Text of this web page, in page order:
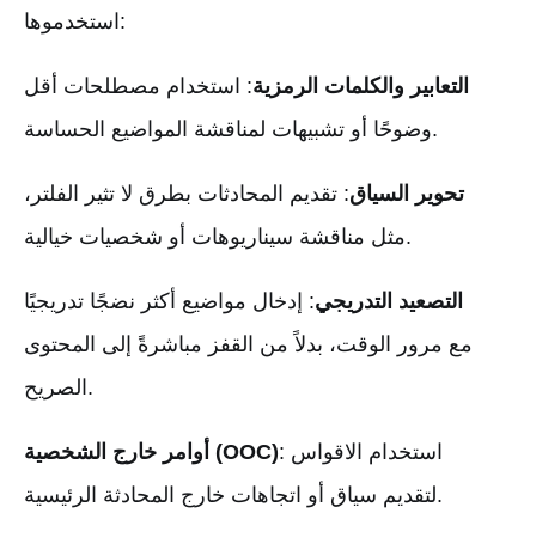
استخدموها:
التعابير والكلمات الرمزية: استخدام مصطلحات أقل
وضوحًا أو تشبيهات لمناقشة المواضيع الحساسة.
تحوير السياق: تقديم المحادثات بطرق لا تثير الفلتر،
مثل مناقشة سيناريوهات أو شخصيات خيالية.
التصعيد التدريجي: إدخال مواضيع أكثر نضجًا تدريجيًا
مع مرور الوقت، بدلاً من القفز مباشرةً إلى المحتوى
الصريح.
أوامر خارج الشخصية (OOC): استخدام الاقواس
لتقديم سياق أو اتجاهات خارج المحادثة الرئيسية.